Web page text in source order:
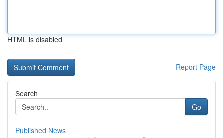
HTML is disabled
Report Page
Search
Go
Published News